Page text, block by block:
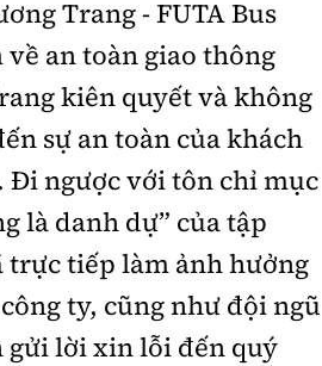
Trang - FUTA Bus
an toàn giao thông
kiên quyết và không
sự an toàn của khách
Đi ngược với tôn chỉ mục
là danh dự” của tập
trực tiếp làm ảnh hưởng
ty, cũng như đội ngũ
gửi lời xin lỗi đến quý